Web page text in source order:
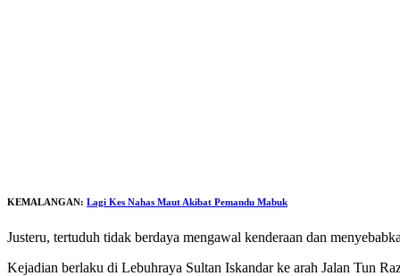
KEMALANGAN: Lagi Kes Nahas Maut Akibat Pemandu Mabuk
Justeru, tertuduh tidak berdaya mengawal kenderaan dan
Kejadian berlaku di Lebuhraya Sultan Iskandar ke arah Jalan Tun